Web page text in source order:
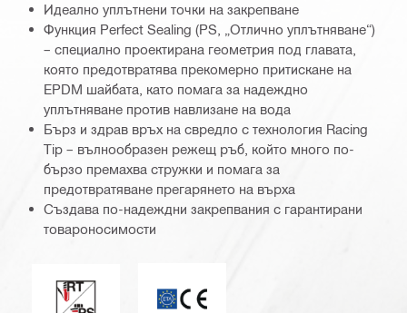
Идеално уплътнени точки на закрепване
Функция Perfect Sealing (PS, „Отлично уплътняване“)
– специално проектирана геометрия под главата,
която предотвратява прекомерно притискане на
EPDM шайбата, като помага за надеждно
уплътняване против навлизане на вода
Бърз и здрав връх на свредло с технология Racing
Tip – вълнообразен режещ ръб, който много по-
бързо премахва стружки и помага за
предотвратяване прегарянето на върха
Създава по-надеждни закрепвания с гарантирани
товароносимости
Безупречно уплътняване / бърз връх (racing tip )